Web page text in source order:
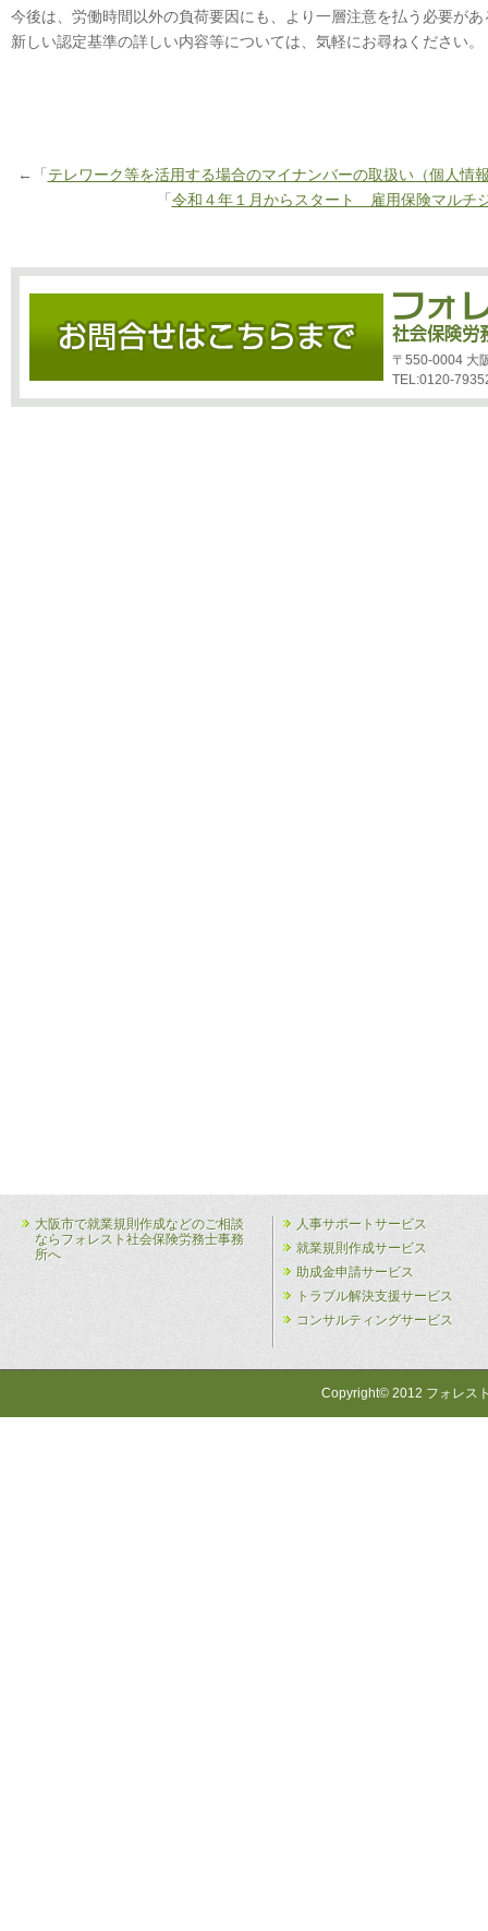
今後は、労働時間以外の負荷要因にも、より一層注意を払う必要が
新しい認定基準の詳しい内容等については、気軽にお尋ねください。
←「 テレワーク等を活用する場合のマイナンバーの取扱い（個人情
「 令和４年１月からスタート 雇用保険マルチ
〒550-0004 大
TEL:0120-
大阪市で就業規則作成などのご相談
ならフォレスト社会保険労務士事務
所へ
人事サポートサービス
就業規則作成サービス
助成金申請サービス
トラブル解決支援サービス
コンサルティングサービス
Copyright© 2012 フォレス